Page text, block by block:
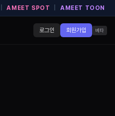
AMEET SPOT AMEET TOON
로그인 회원가입 베타